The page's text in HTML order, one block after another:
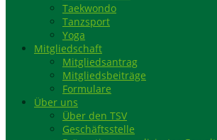
Taekwondo
Tanzsport
Yoga
Mitgliedschaft
Mitgliedsantrag
Mitgliedsbeiträge
Formulare
Über uns
Über den TSV
Geschäftsstelle